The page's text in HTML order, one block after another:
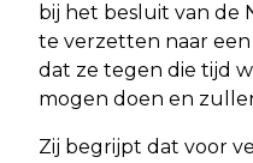
bij het besluit van de
te verzetten naar
dat ze tegen die tijd
mogen doen en
Zij begrijpt dat voor